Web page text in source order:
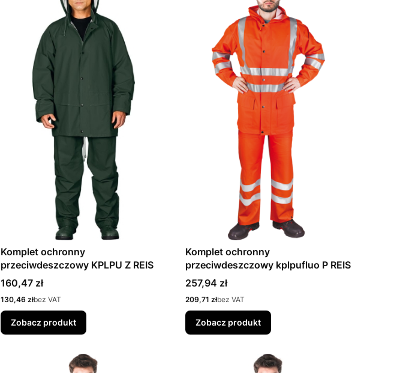
Komplet ochronny
przeciwdeszczowy KPLPU Z REIS
Cena
160,47 zł
Cena
130,46 złbez VAT
Zobacz produkt
Komplet ochronny
przeciwdeszczowy kplpufluo P REIS
Cena
257,94 zł
Cena
209,71 złbez VAT
Zobacz produkt